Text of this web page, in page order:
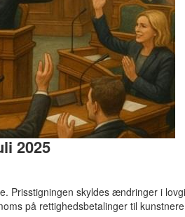
2025
Prisstigningen skyldes ændringer i
på rettighedsbetalinger til